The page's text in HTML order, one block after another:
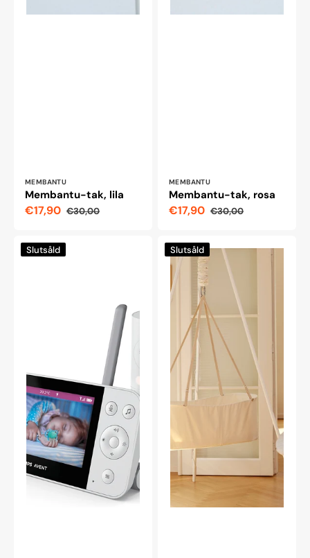
Leverantör:
MEMBANTU
Membantu-tak, lila
Reapris
€17,90
Ordinarie
€30,00
Leverantör:
MEMBANTU
Membantu-tak, rosa
Reapris
€17,90
Ordinarie
€30,00
Philips
Avent
Slutsåld
Membantu
Babyvagga
Natur
Slutsåld